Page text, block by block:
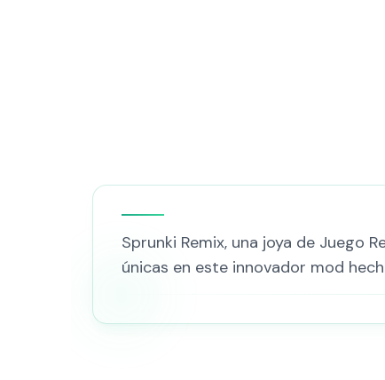
Sprunki Remix, una joya de Juego
únicas en este innovador mod